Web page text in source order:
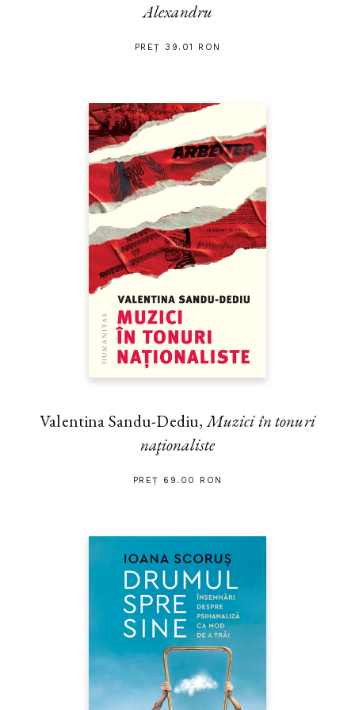
Alexandru
PREȚ 39.01 RON
Valentina Sandu-Dediu,Muzici în tonuri
naţionaliste
PREȚ 69.00 RON